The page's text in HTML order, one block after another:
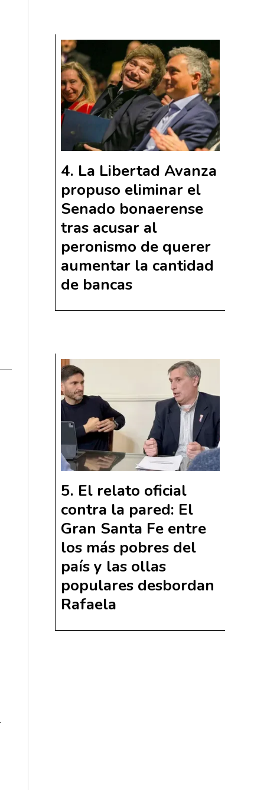
La Libertad Avanza
propuso eliminar el
Senado bonaerense
tras acusar al
peronismo de querer
aumentar la cantidad
de bancas
El relato oficial
contra la pared: El
Gran Santa Fe entre
los más pobres del
país y las ollas
populares desbordan
Rafaela